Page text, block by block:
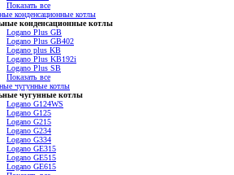
Показать все
конденсационные котлы
конденсационные котлы
Logano Plus GB
Logano Plus GB402
Logano plus KB
Logano Plus KB192i
Logano Plus SB
Показать все
чугунные котлы
чугунные котлы
Logano G124WS
Logano G125
Logano G215
Logano G234
Logano G334
Logano GE315
Logano GE515
Logano GE615